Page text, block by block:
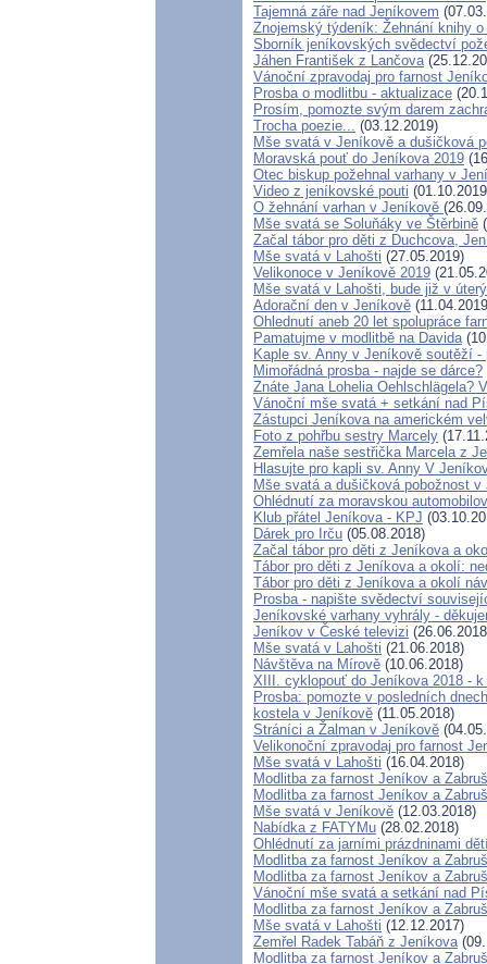
Tajemná záře nad Jeníkovem
Znojemský týdeník: Žehnání knihy
Sborník jeníkovských svědectví
Jáhen František z Lančova
Vánoční zpravodaj pro farnost
Prosba o modlitbu - aktualizace
Prosím, pomozte svým darem
Trocha poezie... (03.12.2019)
Mše svatá v Jeníkově a dušičková
Moravská pouť do Jeníkova 2019
Otec biskup požehnal varhany v
Video z jeníkovské pouti
O žehnání varhan v Jeníkově
Mše svatá se Soluňáky ve Štěrbině
Začal tábor pro děti z Duchcova,
Mše svatá v Lahošti (27.05.2019)
Velikonoce v Jeníkově 2019
Mše svatá v Lahošti, bude již v úterý
Adorační den v Jeníkově
Ohlednutí aneb 20 let spolupráce
Pamatujme v modlitbě na Davida
Kaple sv. Anny v Jeníkově soutěží
Mimořádná prosba - najde se dárce?
Znáte Jana Lohelia Oehlschlägela?
Vánoční mše svatá + setkání nad
Zástupci Jeníkova na americkém
Foto z pohřbu sestry Marcely
Zemřela naše sestřička Marcela z
Hlasujte pro kapli sv. Anny V
Mše svatá a dušičková pobožnost v
Ohlédnutí za moravskou
Klub přátel Jeníkova - KPJ
Dárek pro Irču (05.08.2018)
Začal tábor pro děti z Jeníkova a
Tábor pro děti z Jeníkova a okolí:
Tábor pro děti z Jeníkova a okolí
Prosba - napište svědectví
Jeníkovské varhany vyhrály -
Jeníkov v České televizi
Mše svatá v Lahošti (21.06.2018)
Návštěva na Mírově (10.06.2018)
XIII. cyklopouť do Jeníkova 2018 -
Prosba: pomozte v posledních
kostela v Jeníkově (11.05.2018)
Stráníci a Žalman v Jeníkově
Velikonoční zpravodaj pro farnost
Mše svatá v Lahošti (16.04.2018)
Modlitba za farnost Jeníkov a
Modlitba za farnost Jeníkov a
Mše svatá v Jeníkově (12.03.2018)
Nabídka z FATYMu (28.02.2018)
Ohlédnutí za jarními prázdninami
Modlitba za farnost Jeníkov a
Modlitba za farnost Jeníkov a
Vánoční mše svatá a setkání nad
Modlitba za farnost Jeníkov a
Mše svatá v Lahošti (12.12.2017)
Zemřel Radek Tabáň z Jeníkova
Modlitba za farnost Jeníkov a